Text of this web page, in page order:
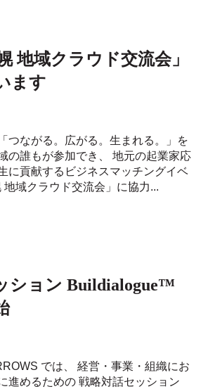
地域クラウド交流会」
ます
つながる。広がる。生まれる。」を
の誰もが参加でき、 地元の起業家応
に貢献するビジネスマッチングイベ
地域クラウド交流会」に協力...
ション Buildialogue™
では、 経営・事業・組織にお
進めるための 戦略対話セッション